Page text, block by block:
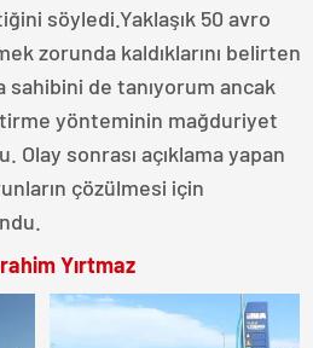
söyledi.Yaklaşık 50 avro
zorunda kaldıklarını belirten
de tanıyorum ancak
yönteminin mağduriyet
sonrası açıklama yapan
çözülmesi için
Yırtmaz